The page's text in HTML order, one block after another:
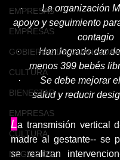
EMPRESAS
EMPRESAS
GOBIERNO DE
CULTURA
BIENESTAR
EMPRESAS
CULTURA
NEGOCIOS
· La organización
apoyo y seguimiento
contagio
· Han logrado dar
menos 399 bebés
· Se debe mejorar
salud y reducir
La transmisión vertical
madre al gestante-- se
se realizan